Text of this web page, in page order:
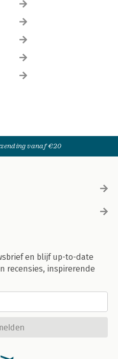
vanaf €20
en blijf up-to-date
recensies, inspirerende